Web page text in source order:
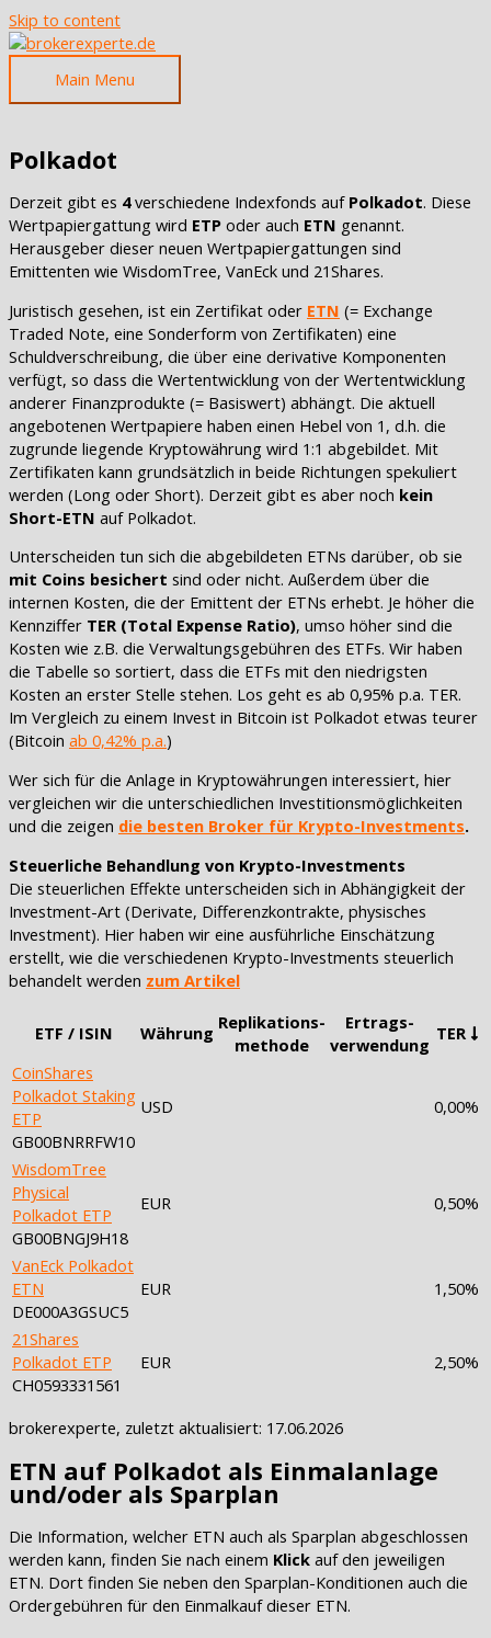
Skip to content
Main Menu
Polkadot
Derzeit gibt es 4verschiedene Indexfonds auf Polkadot. Diese
Wertpapiergattung wird ETP oder auch ETN genannt.
Herausgeber dieser neuen Wertpapiergattungen sind
Emittenten wie WisdomTree, VanEck und 21Shares.
Juristisch gesehen, ist ein Zertifikat oder ETN (= Exchange
Traded Note, eine Sonderform von Zertifikaten) eine
Schuldverschreibung, die über eine derivative Komponenten
verfügt, so dass die Wertentwicklung von der Wertentwicklung
anderer Finanzprodukte (= Basiswert) abhängt. Die aktuell
angebotenen Wertpapiere haben einen Hebel von 1, d.h. die
zugrunde liegende Kryptowährung wird 1:1 abgebildet. Mit
Zertifikaten kann grundsätzlich in beide Richtungen spekuliert
werden (Long oder Short). Derzeit gibt es aber noch kein
Short-ETN auf Polkadot.
Unterscheiden tun sich die abgebildeten ETNs darüber, ob sie
mit Coins besichert sind oder nicht. Außerdem über die
internen Kosten, die der Emittent der ETNs erhebt. Je höher die
Kennziffer TER (Total Expense Ratio), umso höher sind die
Kosten wie z.B. die Verwaltungsgebühren des ETFs. Wir haben
die Tabelle so sortiert, dass die ETFs mit den niedrigsten
Kosten an erster Stelle stehen. Los geht es ab 0,95% p.a. TER.
Im Vergleich zu einem Invest in Bitcoin ist Polkadot etwas teurer
(Bitcoin ab 0,42% p.a.)
Wer sich für die Anlage in Kryptowährungen interessiert, hier
vergleichen wir die unterschiedlichen Investitionsmöglichkeiten
und die zeigen die besten Broker für Krypto-Investments.
Steuerliche Behandlung von Krypto-Investments
Die steuerlichen Effekte unterscheiden sich in Abhängigkeit der
Investment-Art (Derivate, Differenzkontrakte, physisches
Investment). Hier haben wir eine ausführliche Einschätzung
erstellt, wie die verschiedenen Krypto-Investments steuerlich
behandelt werden zum Artikel
ETF / ISIN Währung Replikations-
methode
Ertrags-
verwendung
TER
CoinShares
Polkadot Staking
ETP
GB00BNRRFW10
USD 0,00%
WisdomTree
Physical
Polkadot ETP
GB00BNGJ9H18
EUR 0,50%
VanEck Polkadot
ETN
DE000A3GSUC5
EUR 1,50%
21Shares
Polkadot ETP
CH0593331561
EUR 2,50%
brokerexperte, zuletzt aktualisiert: 17.06.2026
ETN auf Polkadot als Einmalanlage
und/oder als Sparplan
Die Information, welcher ETN auch als Sparplan abgeschlossen
werden kann, finden Sie nach einem Klick auf den jeweiligen
ETN. Dort finden Sie neben den Sparplan-Konditionen auch die
Ordergebühren für den Einmalkauf dieser ETN.